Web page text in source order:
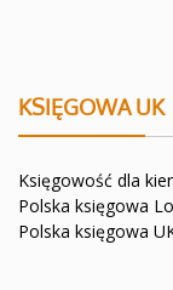
KSIĘGOWA UK
Księgowość dla
Polska księgowa
Polska księgowa